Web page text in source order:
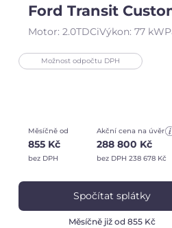
Ford Transit
Motor: 2.0TDCiVýkon: 77 kW
Možnost odpočtu DPH
Měsíčně od
855 Kč
bez DPH
Akční cena na úvěr
288 800 Kč
bez DPH 238 678 Kč
Spočítat splátky
Měsíčně již od 855 Kč